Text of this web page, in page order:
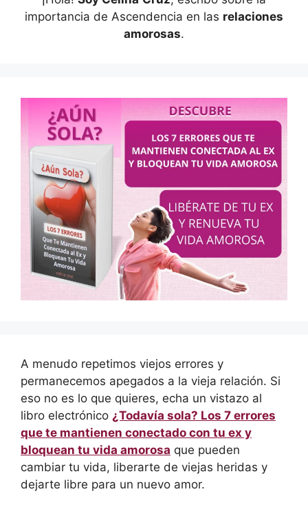
importancia de Ascendencia en las relaciones
amorosas.
A menudo repetimos viejos errores y
permanecemos apegados a la vieja relación. Si
eso no es lo que quieres, echa un vistazo al
libro electrónico ¿Todavía sola? Los 7 errores
que te mantienen conectado con tu ex y
bloquean tu vida amorosa que pueden
cambiar tu vida, liberarte de viejas heridas y
dejarte libre para un nuevo amor.